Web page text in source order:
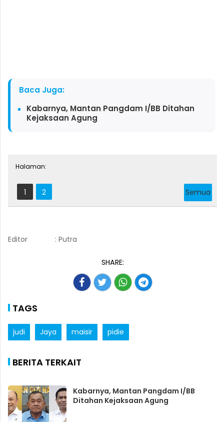
Baca Juga:
Kabarnya, Mantan Pangdam I/BB Ditahan
Kejaksaan Agung
Halaman:
1 2 Semua
Editor : Putra
SHARE:
TAGS
judi Jaya maisir pidie
BERITA TERKAIT
Kabarnya, Mantan Pangdam I/BB
Ditahan Kejaksaan Agung